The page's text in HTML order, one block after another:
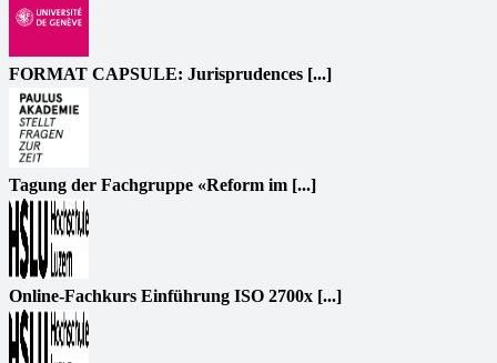
FORMAT CAPSULE: Jurisprudences [...]
Tagung der Fachgruppe «Reform im [...]
Online-Fachkurs Einführung ISO 2700x [...]